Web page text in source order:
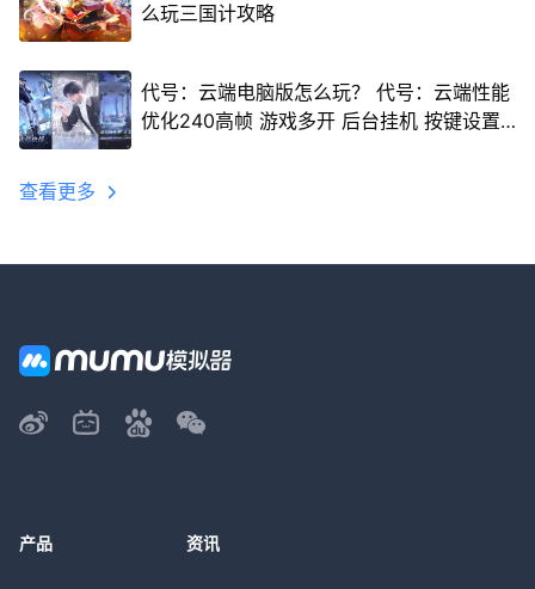
么玩三国计攻略
代号：云端电脑版怎么玩？ 代号：云端性能
优化240高帧 游戏多开 后台挂机 按键设置
查看更多
产品 资讯